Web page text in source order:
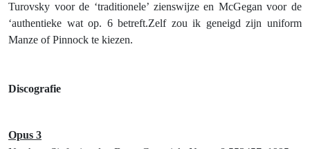
Turovsky voor de ‘traditionele’ zienswijze en McGegan voor de
‘authentieke wat op. 6 betreft.Zelf zou ik geneigd zijn uniform
Manze of Pinnock te kiezen.
Discografie
Opus 3